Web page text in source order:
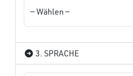
3. SPRACHE